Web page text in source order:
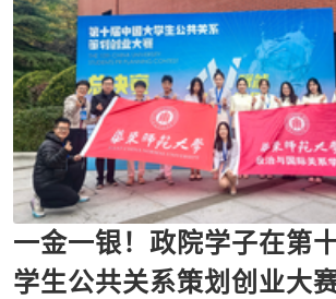
一金一银！政院学子在第
学生公共关系策划创业大